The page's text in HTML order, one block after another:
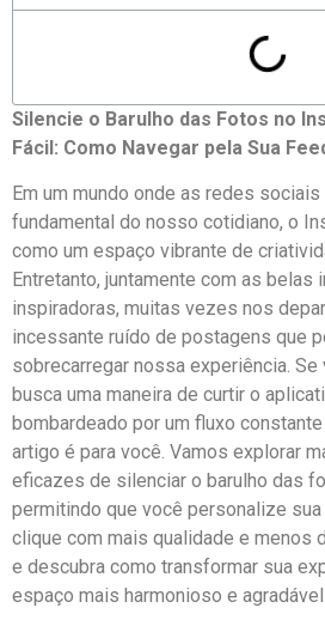
Silencie o Barulho ⁤das Fotos​ no
Fácil: Como Navegar pela Sua
Em um mundo onde ⁤as redes⁢
⁣fundamental do nosso⁤ cotidiano, o
como um espaço vibrante de
‌Entretanto, juntamente com as belas
inspiradoras,⁢ muitas vezes nos
incessante ruído de postagens⁣ que
sobrecarregar‍ nossa experiência. Se
busca uma maneira de curtir o⁢
bombardeado por um fluxo
artigo é para ⁤você. Vamos explorar
eficazes de silenciar o ‌barulho das
permitindo que você personalize
clique com mais qualidade e menos
e ‍descubra como transformar sua
espaço mais harmonioso e